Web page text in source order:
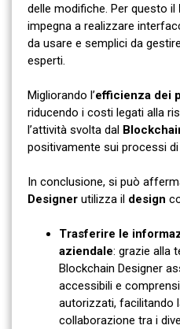
delle modifiche. Per questo il
impegna a realizzare
da usare e semplici da
esperti.
Migliorando l’efficienza dei
riducendo i costi legati alla
l’attività svolta dal
positivamente sui processi
In conclusione, si può
Designer utilizza il design
Trasferire le
aziendale: grazie alla
Blockchain Designer
accessibili e
autorizzati, facilitando
collaborazione tra i